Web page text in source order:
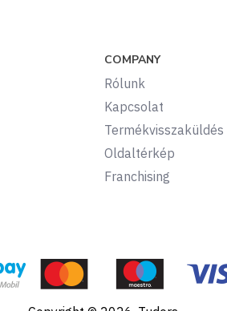
COMPANY
Rólunk
Kapcsolat
Termékvisszaküldés
Oldaltérkép
Franchising